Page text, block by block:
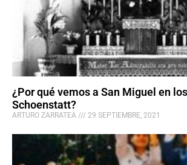
¿Por qué vemos a San Miguel en
Schoenstatt?
ARTURO ZARRATEA 29 SEPTIEMBRE, 2021